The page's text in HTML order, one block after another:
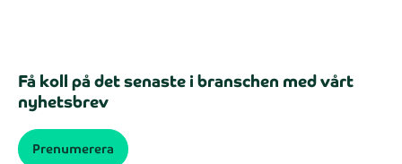
Få koll på det senaste i branschen med vårt
nyhetsbrev
Prenumerera